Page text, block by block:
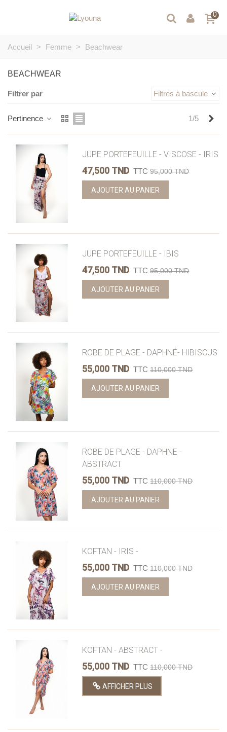
0
Accueil > Femme > Beachwear
BEACHWEAR
Filtrer par Filtres à bascule
Pertinence 1/5
JUPE PORTEFEUILLE - VISCOSE - IRIS
47,500 TND TTC 95,000 TND
AJOUTER AU PANIER
JUPE PORTEFEUILLE - IBIS
47,500 TND TTC 95,000 TND
AJOUTER AU PANIER
ROBE DE PLAGE - DAPHNÉ- HIBISCUS
55,000 TND TTC 110,000 TND
AJOUTER AU PANIER
ROBE DE PLAGE - DAPHNE -
ABSTRACT
55,000 TND TTC 110,000 TND
AJOUTER AU PANIER
KOFTAN - IRIS -
55,000 TND TTC 110,000 TND
AJOUTER AU PANIER
KOFTAN - ABSTRACT -
55,000 TND TTC 110,000 TND
AFFICHER PLUS